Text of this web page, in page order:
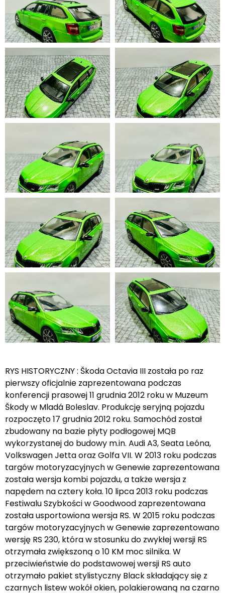
RYS HISTORYCZNY : Škoda Octavia III została po raz
pierwszy oficjalnie zaprezentowana podczas
konferencji prasowej 11 grudnia 2012 roku w Muzeum
Škody w Mladá Boleslav. Produkcję seryjną pojazdu
rozpoczęto 17 grudnia 2012 roku. Samochód został
zbudowany na bazie płyty podłogowej MQB
wykorzystanej do budowy m.in. Audi A3, Seata Leóna,
Volkswagen Jetta oraz Golfa VII. W 2013 roku podczas
targów motoryzacyjnych w Genewie zaprezentowana
została wersja kombi pojazdu, a także wersja z
napędem na cztery koła. 10 lipca 2013 roku podczas
Festiwalu Szybkości w Goodwood zaprezentowana
została usportowiona wersja RS. W 2015 roku podczas
targów motoryzacyjnych w Genewie zaprezentowano
wersję RS 230, która w stosunku do zwykłej wersji RS
otrzymała zwiększoną o 10 KM moc silnika. W
przeciwieństwie do podstawowej wersji RS auto
otrzymało pakiet stylistyczny Black składający się z
czarnych listew wokół okien, polakierowaną na czarno